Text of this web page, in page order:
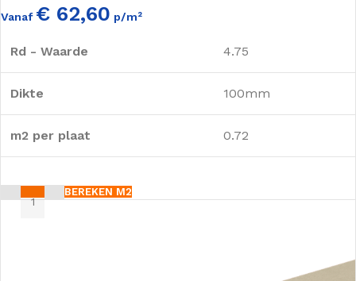
Vanaf € 62,60 p/m²
Rd - Waarde 4.75
Dikte 100mm
m2 per plaat 0.72
BEREKEN M2